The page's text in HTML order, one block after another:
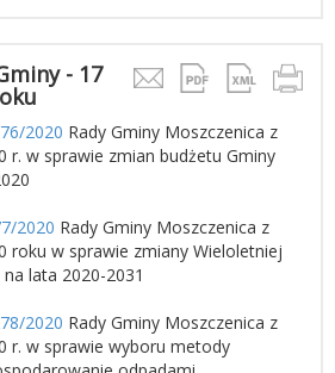
- 17
2020 Rady Gminy Moszczenica z
r. w sprawie zmian budżetu Gminy
2020 Rady Gminy Moszczenica z
roku w sprawie zmiany Wieloletniej
lata 2020-2031
2020 Rady Gminy Moszczenica z
r. w sprawie wyboru metody